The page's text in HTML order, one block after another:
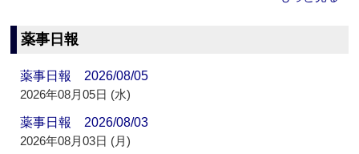
薬事日報
薬事日報 2026/08/05
2026年08月05日 (水)
薬事日報 2026/08/03
2026年08月03日 (月)